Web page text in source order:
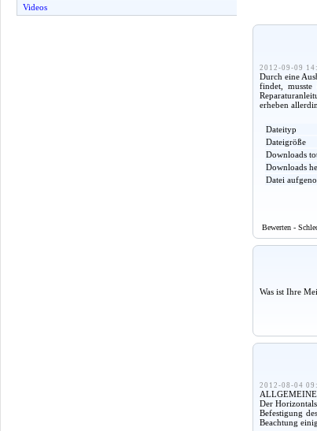
Videos
2012-09-09
Durch eine
findet,
erheben
Dateityp
Dateigröße
Downloads
Downloads
Datei
Bewerten -
Was ist Ihre
2012-08-04
Der
Befestigung
Beachtung